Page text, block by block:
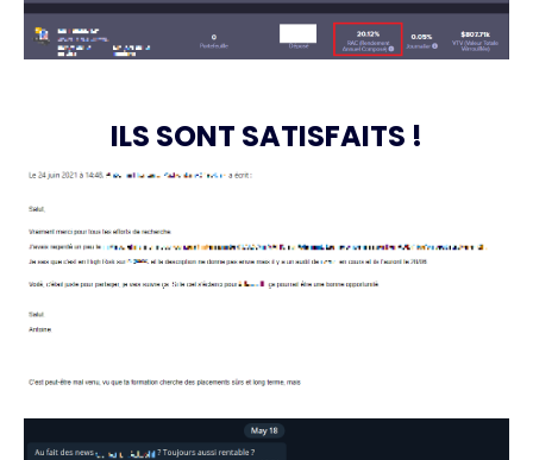
ILS SONT SATISFAITS !